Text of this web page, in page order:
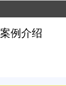
案例介绍